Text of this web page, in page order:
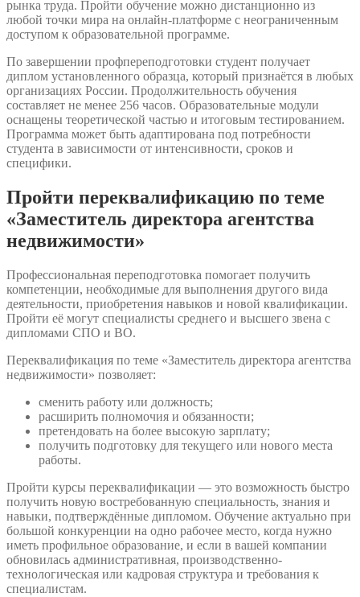
рынка труда. Пройти обучение можно дистанционно из
любой точки мира на онлайн-платформе с неограниченным
доступом к образовательной программе.
По завершении профпереподготовки студент получает
диплом установленного образца, который признаётся в любых
организациях России. Продолжительность обучения
составляет не менее 256 часов. Образовательные модули
оснащены теоретической частью и итоговым тестированием.
Программа может быть адаптирована под потребности
студента в зависимости от интенсивности, сроков и
специфики.
Пройти переквалификацию по теме
«Заместитель директора агентства
недвижимости»
Профессиональная переподготовка помогает получить
компетенции, необходимые для выполнения другого вида
деятельности, приобретения навыков и новой квалификации.
Пройти её могут специалисты среднего и высшего звена с
дипломами СПО и ВО.
Переквалификация по теме «Заместитель директора агентства
недвижимости» позволяет:
сменить работу или должность;
расширить полномочия и обязанности;
претендовать на более высокую зарплату;
получить подготовку для текущего или нового места
работы.
Пройти курсы переквалификации — это возможность быстро
получить новую востребованную специальность, знания и
навыки, подтверждённые дипломом. Обучение актуально при
большой конкуренции на одно рабочее место, когда нужно
иметь профильное образование, и если в вашей компании
обновилась административная, производственно-
технологическая или кадровая структура и требования к
специалистам.